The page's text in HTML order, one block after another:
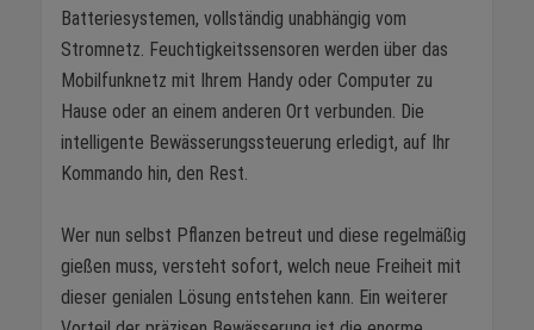
Batteriesystemen, vollständig unabhängig vom
Stromnetz. Feuchtigkeitssensoren werden über das
Mobilfunknetz mit Ihrem Handy oder Computer zu
Hause oder an einem anderen Ort verbunden. Die
intelligente Bewässerungssteuerung erledigt, auf Ihr
Kommando hin, den Rest.
Wer nun selbst Pflanzen betreut und diese regelmäßig
gießen muss, versteht sofort, welch neue Freiheit mit
dieser genialen Lösung entstehen kann. Ein weiterer